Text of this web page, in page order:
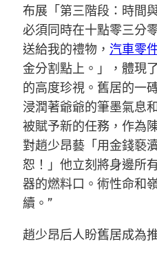
布展「第三階段：時間
必須同時在十點零三分
送給我的禮物， 汽車零
金分割點上。」，體現
的高度珍視。舊居的一
浸潤著爺爺的筆墨氣息
被賦予新的任務，作為
對趙少昂藝「用金錢褻
恕！」他立刻將身邊所
器的燃料口。術性命和
續。”
趙少昂后人盼舊居成為